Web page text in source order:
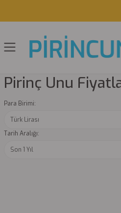
Pirinç Unu
Para Birimi:
Tarih Aralığı: